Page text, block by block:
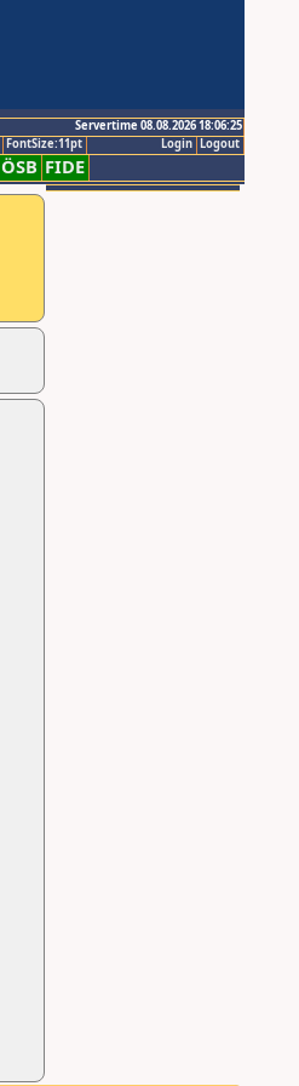
Servertime 08.08.2026 18:06:25
Logout
Login
FontSize:11pt
ÖSB FIDE